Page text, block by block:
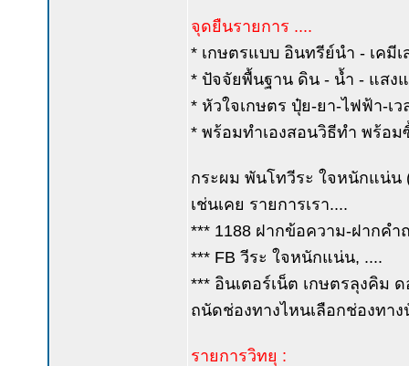
จุดยืนรายการ ....
* เกษตรแบบ อินทรีย์นำ - เคมีเ
* ปัจจัยพื้นฐาน ดิน - น้ำ - แสง
* หัวใจเกษตร ปุ๋ย-ยา-ไฟฟ้า-เ
* พร้อมทำเองสอนวิธีทำ พร้อ
กระผม พันโทวีระ ใจหนักแน่น
เช่นเคย รายการเรา....
*** 1188 ฝากข้อความ-ฝากคำ
*** FB วีระ ใจหนักแน่น, ....
*** อินเตอร์เน็ต เกษตรลุงคิม
ถนัดช่องทางไหนเลือกช่องทา
รายการวิทยุ :